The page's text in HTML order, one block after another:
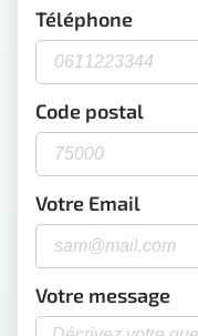
Téléphone
Code postal
Votre Email
Votre message